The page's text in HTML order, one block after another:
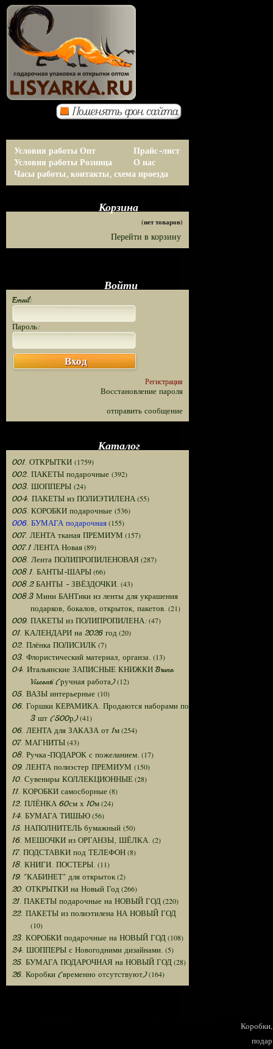
Условия работы Опт
Условия работы Розница
Прайс-лист
О нас
Часы работы, контакты, схема проезда
Корзина
(нет товаров)
Перейти в корзину
Войти
Email:
Пароль:
Вход
Регистрация
Восстановление пароля
отправить сообщение
Каталог
001. ОТКРЫТКИ (1759)
002. ПАКЕТЫ подарочные (392)
003. ШОППЕРЫ (24)
004. ПАКЕТЫ из ПОЛИЭТИЛЕНА(55)
005. КОРОБКИ подарочные (536)
006. БУМАГА подарочная(155)
007. ЛЕНТА тканая ПРЕМИУМ (157)
007.1 ЛЕНТА Новая(89)
008. Лента ПОЛИПРОПИЛЕНОВАЯ (287)
008.1. БАНТЫ-ШАРЫ(66)
008.2 БАНТЫ - ЗВЁЗДОЧКИ. (43)
008.3 Мини БАНТики из ленты для украшения
подарков, бокалов, открыток, пакетов. (21)
009. ПАКЕТЫ из ПОЛИПРОПИЛЕНА:(47)
01. КАЛЕНДАРИ на 2026 год (20)
02. Плёнка ПОЛИСИЛК(7)
03. Флористический материал, органза. (13)
04. Итальянские ЗАПИСНЫЕ КНИЖКИ Bruno
Visconti (ручная работа)(12)
05. ВАЗЫ интерьерные (10)
06. Горшки КЕРАМИКА. Продаются наборами по
3 шт (500р)(41)
06. ЛЕНТА для ЗАКАЗА от 1м(254)
07. МАГНИТЫ(43)
08. Ручка-ПОДАРОК с пожеланием. (17)
09. ЛЕНТА полиэстер ПРЕМИУМ (150)
10. Сувениры КОЛЛЕКЦИОННЫЕ(28)
11. КОРОБКИ самосборные(8)
12. ПЛЁНКА 60см х 10м(24)
14. БУМАГА ТИШЬЮ(56)
15. НАПОЛНИТЕЛЬ бумажный (50)
16. МЕШОЧКИ из ОРГАНЗЫ, ШЁЛКА. (2)
17. ПОДСТАВКИ под ТЕЛЕФОН(8)
18. КНИГИ. ПОСТЕРЫ. (11)
19. "КАБИНЕТ" для открыток(2)
20. ОТКРЫТКИ на Новый Год (266)
21. ПАКЕТЫ подарочные на НОВЫЙ ГОД(220)
22. ПАКЕТЫ из полиэтилена НА НОВЫЙ ГОД
(10)
23. КОРОБКИ подарочные на НОВЫЙ ГОД(108)
24. ШОППЕРЫ с Новогодними дизайнами. (5)
25. БУМАГА ПОДАРОЧНАЯ на НОВЫЙ ГОД(28)
26. Коробки (временно отсутствуют)(164)